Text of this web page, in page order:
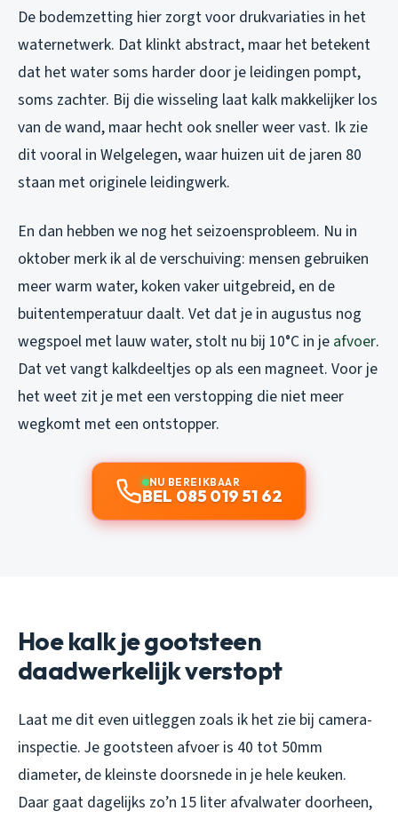
De bodemzetting hier zorgt voor drukvariaties in het
waternetwerk. Dat klinkt abstract, maar het betekent
dat het water soms harder door je leidingen pompt,
soms zachter. Bij die wisseling laat kalk makkelijker los
van de wand, maar hecht ook sneller weer vast. Ik zie
dit vooral in Welgelegen, waar huizen uit de jaren 80
staan met originele leidingwerk.
En dan hebben we nog het seizoensprobleem. Nu in
oktober merk ik al de verschuiving: mensen gebruiken
meer warm water, koken vaker uitgebreid, en de
buitentemperatuur daalt. Vet dat je in augustus nog
wegspoel met lauw water, stolt nu bij 10°C in je afvoer.
Dat vet vangt kalkdeeltjes op als een magneet. Voor je
het weet zit je met een verstopping die niet meer
wegkomt met een ontstopper.
NU BEREIKBAAR
BEL 085 019 51 62
Hoe kalk je gootsteen
daadwerkelijk verstopt
Laat me dit even uitleggen zoals ik het zie bij camera-
inspectie. Je gootsteen afvoer is 40 tot 50mm
diameter, de kleinste doorsnede in je hele keuken.
Daar gaat dagelijks zo’n 15 liter afvalwater doorheen,